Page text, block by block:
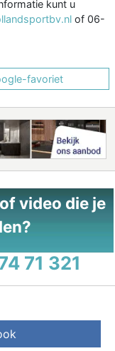
kunt u
of 06-
favoriet
video die je
71 321